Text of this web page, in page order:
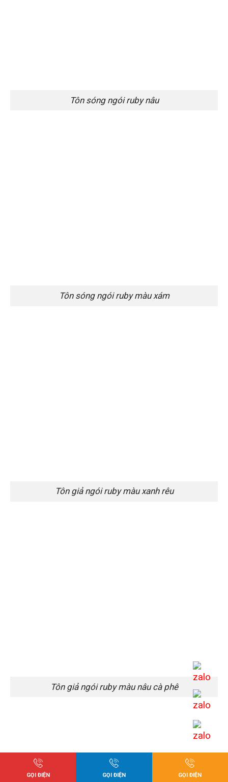
Tôn sóng ngói ruby nâu
Tôn sóng ngói ruby màu xám
Tôn giả ngói ruby màu xanh rêu
Tôn giả ngói ruby màu nâu cà phê
GỌI ĐIỆN GỌI ĐIỆN GỌI ĐIỆN